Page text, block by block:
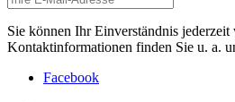
Sie können Ihr Einverständnis
Kontaktinformationen finden Sie u. a.
Facebook